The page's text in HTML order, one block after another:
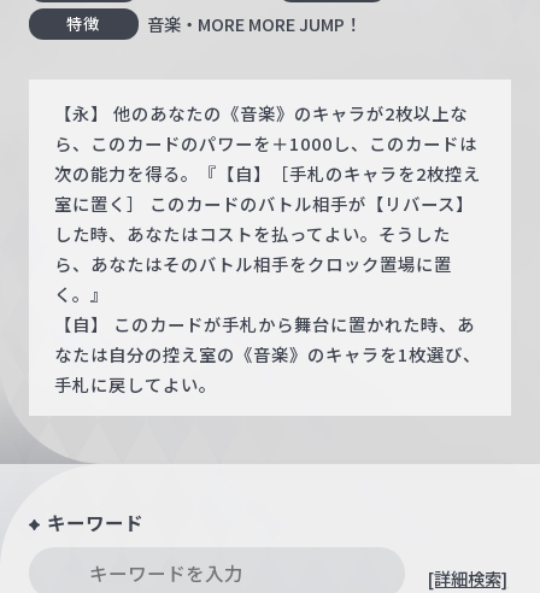
特徴
音楽・MORE MORE JUMP！
【永】 他のあなたの《音楽》のキャラが2枚以上な
ら、このカードのパワーを＋1000し、このカードは
次の能力を得る。『【自】［手札のキャラを2枚控え
室に置く］ このカードのバトル相手が【リバース】
した時、あなたはコストを払ってよい。そうした
ら、あなたはそのバトル相手をクロック置場に置
く。』
【自】 このカードが手札から舞台に置かれた時、あ
なたは自分の控え室の《音楽》のキャラを1枚選び、
手札に戻してよい。
キーワード
[詳細検索]